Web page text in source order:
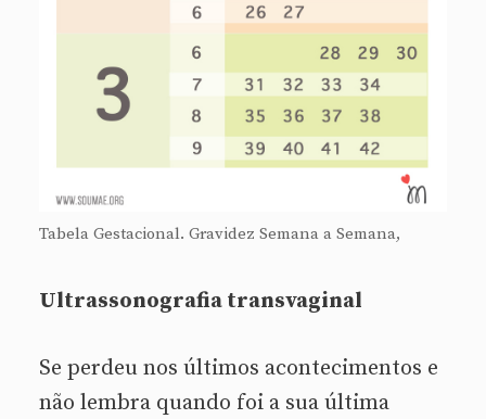
Tabela Gestacional. Gravidez Semana a Semana,
Ultrassonografia transvaginal
Se perdeu nos últimos acontecimentos e
não lembra quando foi a sua última